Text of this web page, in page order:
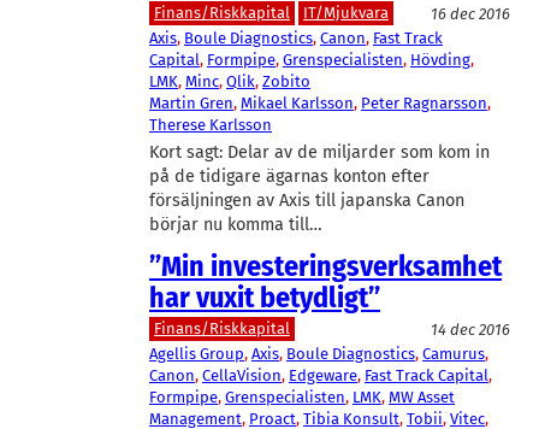
Finans/Riskkapital IT/Mjukvara
16 dec 2016
Axis, Boule Diagnostics, Canon, Fast Track
Capital, Formpipe, Grenspecialisten, Hövding
LMK, Minc, Qlik, Zobito
Martin Gren, Mikael Karlsson, Peter Ragnarsson
Therese Karlsson
Kort sagt: Delar av de miljarder som kom in
på de tidigare ägarnas konton efter
försäljningen av Axis till japanska Canon
börjar nu komma till…
”Min investeringsverksamhet
har vuxit betydligt”
Finans/Riskkapital
14 dec 2016
Agellis Group, Axis, Boule Diagnostics, Camurus
Canon, CellaVision, Edgeware, Fast Track Capital
Formpipe, Grenspecialisten, LMK, MW Asset
Management, Proact, Tibia Konsult, Tobii, Vitec